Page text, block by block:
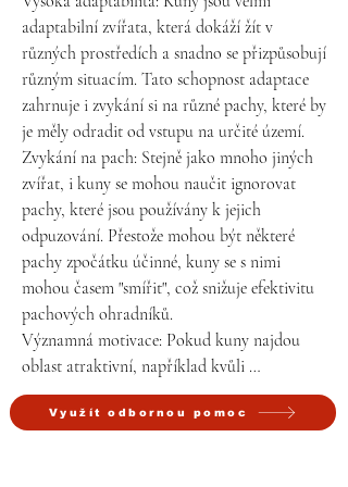
adaptabilní zvířata, která dokáží žít v
různých prostředích a snadno se přizpůsobují
různým situacím. Tato schopnost adaptace
zahrnuje i zvykání si na různé pachy, které by
je měly odradit od vstupu na určité území.
Zvykání na pach: Stejně jako mnoho jiných
zvířat, i kuny se mohou naučit ignorovat
pachy, které jsou používány k jejich
odpuzování. Přestože mohou být některé
pachy zpočátku účinné, kuny se s nimi
mohou časem "smířit", což snižuje efektivitu
pachových ohradníků.
Významná motivace: Pokud kuny najdou
oblast atraktivní, například kvůli
dostupnosti potravy nebo vhodným místům
pro hnízdění, jejich motivace překonat
Využít odbornou pomoc